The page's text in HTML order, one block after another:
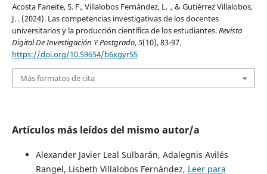
Acosta Faneite, S. F., Villalobos Fernández, L. ., & Gutiérrez Villalobos,
J. . (2024). Las competencias investigativas de los docentes
universitarios y la producción científica de los estudiantes.Revista
Digital De Investigación Y Postgrado,5(10), 83-97.
https://doi.org/10.59654/b6xgyr55
Más formatos de cita
Artículos más leídos del mismo autor/a
Alexander Javier Leal Sulbarán, Adalegnis Avilés
Rangel, Lisbeth Villalobos Fernández, Leer para